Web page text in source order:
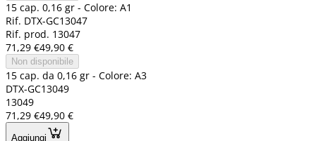
15 cap. 0,16 gr - Colore: A1
Rif. DTX-GC13047
Rif. prod. 13047
71,29 €49,90 €
Non disponibile
15 cap. da 0,16 gr - Colore: A3
DTX-GC13049
13049
71,29 €49,90 €
Aggiungi